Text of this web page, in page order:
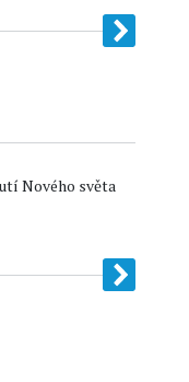
Nového světa